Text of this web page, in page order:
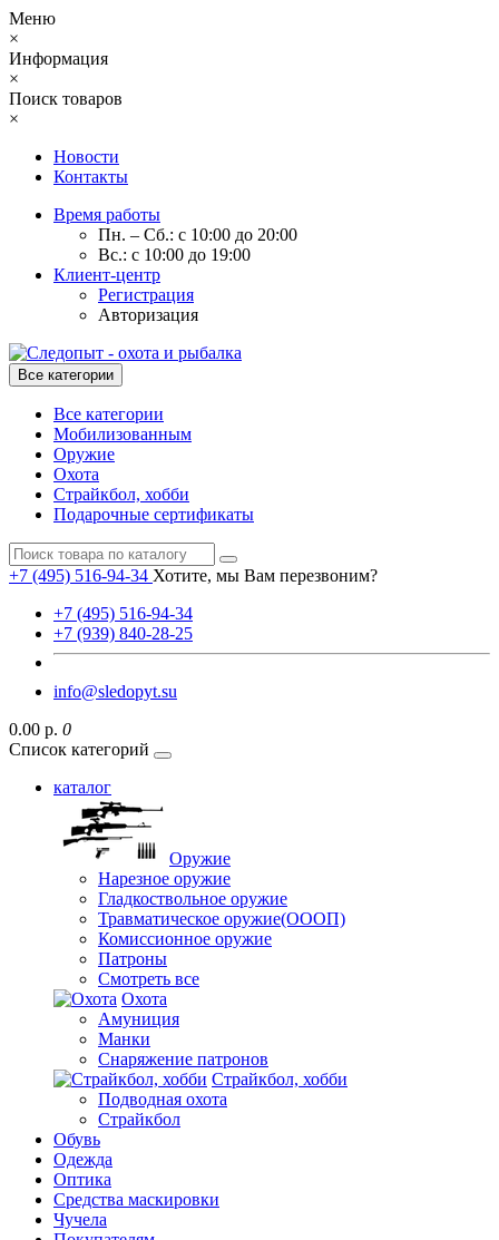
Меню
×
Информация
×
Поиск товаров
×
Новости
Контакты
Время работы
Пн. – Сб.: с 10:00 до 20:00
Вс.: с 10:00 до 19:00
Клиент-центр
Регистрация
Авторизация
Все категории
Все категории
Мобилизованным
Оружие
Охота
Страйкбол, хобби
Подарочные сертификаты
+7 (495) 516-94-34 Хотите, мы Вам перезвоним?
+7 (495) 516-94-34
+7 (939) 840-28-25
info@sledopyt.su
0.00 р. 0
Список категорий
каталог
Оружие
Нарезное оружие
Гладкоствольное оружие
Травматическое оружие(ОООП)
Комиссионное оружие
Патроны
Смотреть все
Охота
Амуниция
Манки
Снаряжение патронов
Страйкбол, хобби
Подводная охота
Страйкбол
Обувь
Одежда
Оптика
Средства маскировки
Чучела